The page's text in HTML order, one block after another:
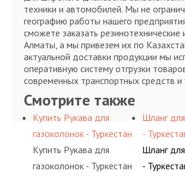
техники и автомобилей. Мы не
географию работы нашего
сможете заказать резинотехнические
Алматы, а мы привезем их по
актуальной доставки продукции мы
оперативную систему отгрузки
современных транспортных средств и
Смотрите также
Купить Рукава для
газоколонок - Туркестан
Купить Рукава для
газоколонок - Туркестан
Шланг
-
Шланг
-